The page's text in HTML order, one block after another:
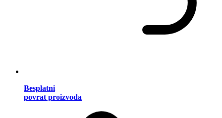
Besplatni
povrat proizvoda